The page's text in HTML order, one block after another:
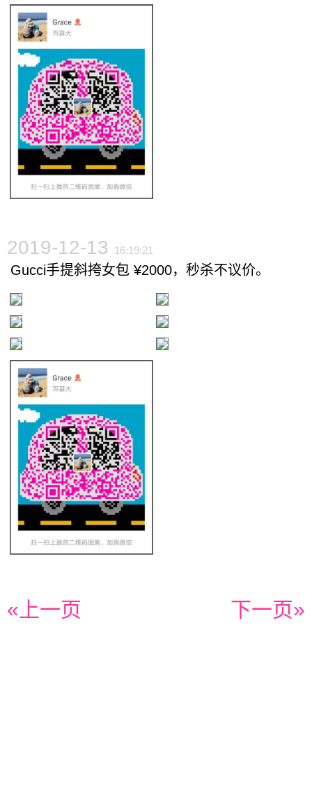
2019-12-13 16:19:21
Gucci手提斜挎女包 ¥2000，秒杀不议价。
«上一页 下一页»